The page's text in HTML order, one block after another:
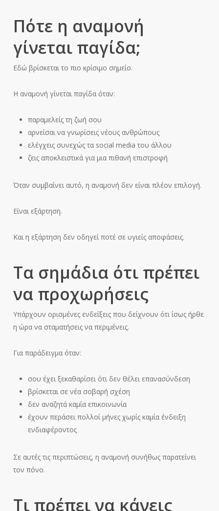
Πότε η αναμονή
γίνεται παγίδα;
Εδώ βρίσκεται το πιο κρίσιμο σημείο.
Η αναμονή γίνεται παγίδα όταν:
παραμελείς τη ζωή σου
αρνείσαι να γνωρίσεις νέους ανθρώπους
ελέγχεις συνεχώς τα social media του άλλου
ζεις αποκλειστικά για μια πιθανή επιστροφή
Όταν συμβαίνει αυτό, η αναμονή δεν είναι πλέον επιλογή.
Είναι εξάρτηση.
Και η εξάρτηση δεν οδηγεί ποτέ σε υγιείς αποφάσεις.
Τα σημάδια ότι πρέπει
να προχωρήσεις
Υπάρχουν ορισμένες ενδείξεις που δείχνουν ότι ίσως ήρθε
η ώρα να σταματήσεις να περιμένεις.
Για παράδειγμα όταν:
σου έχει ξεκαθαρίσει ότι δεν θέλει επανασύνδεση
βρίσκεται σε νέα σοβαρή σχέση
δεν αναζητά καμία επικοινωνία
έχουν περάσει πολλοί μήνες χωρίς καμία ένδειξη
ενδιαφέροντος
Σε αυτές τις περιπτώσεις, η αναμονή συνήθως παρατείνει
τον πόνο.
Τι πρέπει να κάνεις